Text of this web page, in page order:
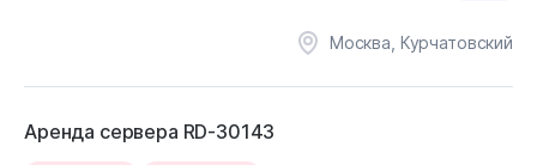
Москва, Курчатовский
Аренда сервера RD-30143